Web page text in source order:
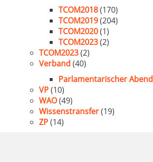
TCOM2018(170)
TCOM2019(204)
TCOM2020(1)
TCOM2023(2)
TCOM2023(2)
Verband (40)
Parlamentarischer Abend
VP(10)
WAO(49)
Wissenstransfer(19)
ZP(14)